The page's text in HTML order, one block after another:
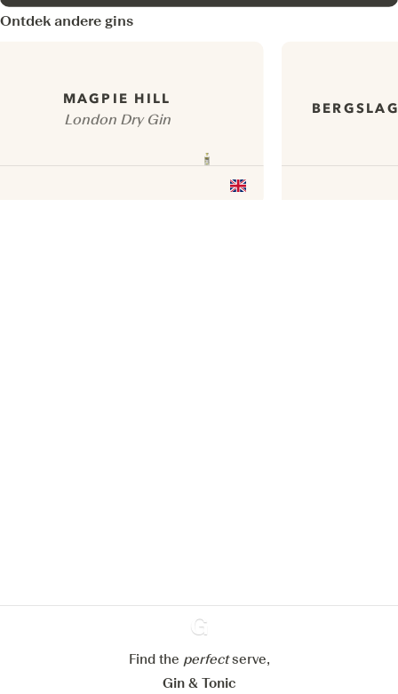
Ontdek andere gins
MAGPIE HILL
London Dry Gin
Ginventory
Find the perfectserve,
Gin & Tonic